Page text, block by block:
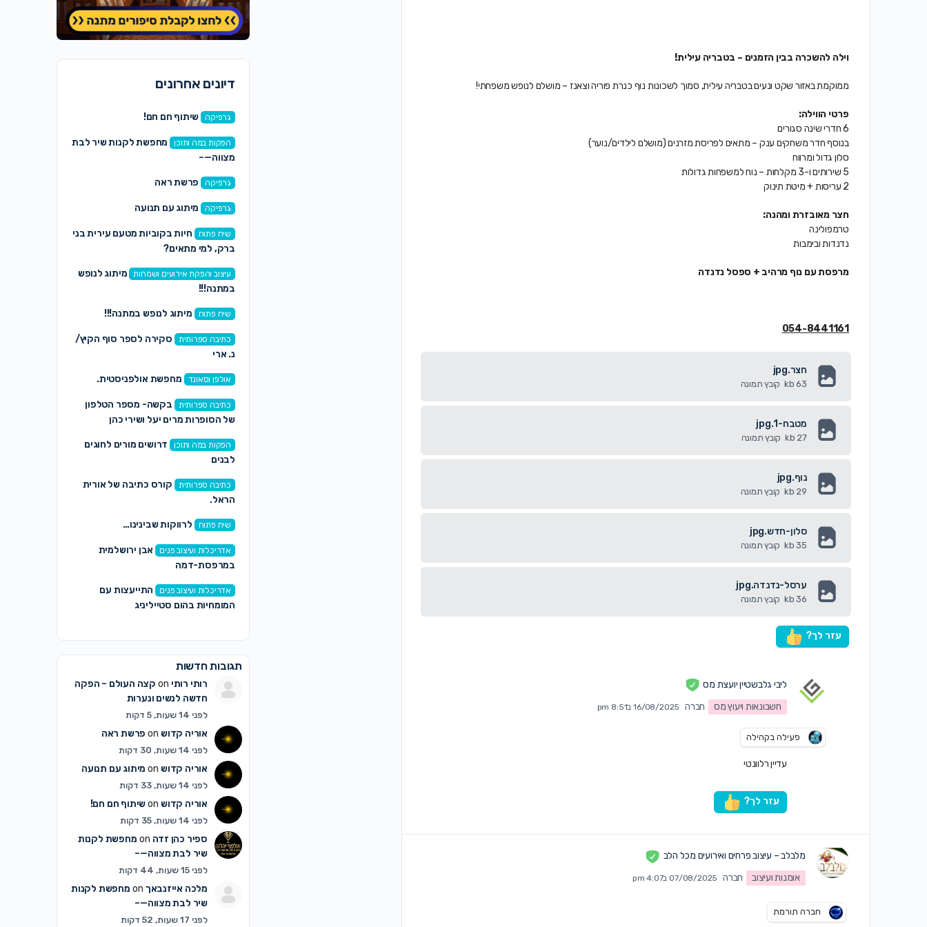
וילה להשכרה בבין הזמנים – בטבריה עילית!
ממוקמת באזור שקט ונעים בטבריה עילית, סמוך לשכונות נוף כנרת פוריה וצאנז – מושלם לנופש משפחתי!
פרטי הווילה:
6 חדרי שינה סגורים
בנוסף חדר משחקים ענק – מתאים לפריסת מזרנים (מושלם לילדים/נוער)
סלון גדול ומרווח
5 שירותים ו-3 מקלחות – נוח למשפחות גדולות
2 עריסות + מיטת תינוק
חצר מאובזרת ומהנה:
טרמפולינה
נדנדות ובימבות
מרפסת עם נוף מרהיב + ספסל נדנדה
054-8441161
חצר.jpg
63 kb קובץ תמונה
מטבח-1.jpg
27 kb קובץ תמונה
נוף.jpg
29 kb קובץ תמונה
סלון-חדש.jpg
35 kb קובץ תמונה
ערסל-נדנדה.jpg
36 kb קובץ תמונה
עזר לך?
ליבי גלבשטיין יועצת מס
חשבונאות ויעוץ מס
חברה 16/08/2025 ב8:51 pm
פעילה בקהילה
עדיין רלוונטי
עזר לך?
מלבלב – עיצוב פרחים ואירועים מכל הלב
אומנות ועיצוב
חברה 07/08/2025 ב4:07 pm
חברה תורמת
דיונים אחרונים
גרפיקה שיתוף חם חם!
הפקות במה ותוכן
מחפשת לקנות שיר לבת
מצווה—–
גרפיקה פרשת ראה
גרפיקה מיתוג עם תנועה
שיח פתוח
חיות בקוביות מטעם עירית בני
ברק, למי מתאים?
עיצוב והפקת אירועים ושמחות
מיתוג לנופש
במתנה!!!
שיח פתוח מיתוג לנופש במתנה!!!
כתיבה ספרותית
סקירה לספר סוף הקיץ/
נ. ארי
אולפן וסאונד מחפשת אולפניסטית.
כתיבה ספרותית
בקשה- מספר הטלפון
של הסופרות מרים יעל ושירי כהן
הפקות במה ותוכן
דרושים מורים לחוגים
לבנים
כתיבה ספרותית
קורס כתיבה של אורית
הראל.
שיח פתוח לרווקות שבינינו…
אדריכלות ועיצוב פנים
אבן ירושלמית
במרפסת-דמה
אדריכלות ועיצוב פנים
התייעצות עם
המומחיות בהום סטייליניג
תגובות חדשות
רותי רותי
קצה העולם – הפקה
חדשה לנשים ונערות
לפני 14 שעות, 5 דקות
אוריה קדוש פרשת ראה
לפני 14 שעות, 30 דקות
אוריה קדוש מיתוג עם תנועה
לפני 14 שעות, 33 דקות
אוריה קדוש שיתוף חם חם!
לפני 14 שעות, 35 דקות
ספיר כהן זדה
מחפשת לקנות
שיר לבת מצווה—–
לפני 15 שעות, 44 דקות
מלכה אייזנבאך
מחפשת לקנות
שיר לבת מצווה—–
לפני 17 שעות, 52 דקות